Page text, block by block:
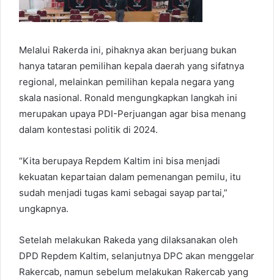
Melalui Rakerda ini, pihaknya akan berjuang bukan
hanya tataran pemilihan kepala daerah yang sifatnya
regional, melainkan pemilihan kepala negara yang
skala nasional. Ronald mengungkapkan langkah ini
merupakan upaya PDI-Perjuangan agar bisa menang
dalam kontestasi politik di 2024.
“Kita berupaya Repdem Kaltim ini bisa menjadi
kekuatan kepartaian dalam pemenangan pemilu, itu
sudah menjadi tugas kami sebagai sayap partai,”
ungkapnya.
Setelah melakukan Rakeda yang dilaksanakan oleh
DPD Repdem Kaltim, selanjutnya DPC akan menggelar
Rakercab, namun sebelum melakukan Rakercab yang